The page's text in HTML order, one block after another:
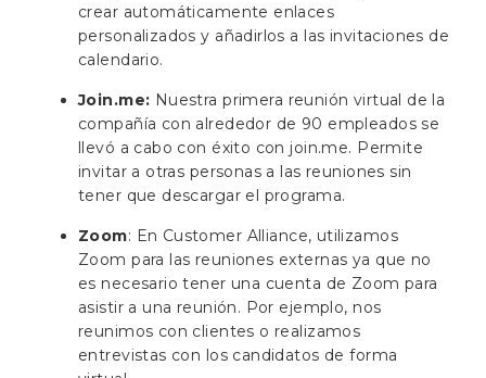
crear automáticamente enlaces
personalizados y añadirlos a las invitaciones de
calendario.
Join.me: Nuestra primera reunión virtual de la
compañía con alrededor de 90 empleados se
llevó a cabo con éxito con join.me. Permite
invitar a otras personas a las reuniones sin
tener que descargar el programa.
Zoom: En Customer Alliance, utilizamos
Zoom para las reuniones externas ya que no
es necesario tener una cuenta de Zoom para
asistir a una reunión. Por ejemplo, nos
reunimos con clientes o realizamos
entrevistas con los candidatos de forma